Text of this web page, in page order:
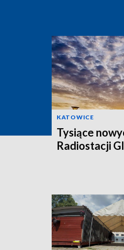
KATOWICE
Tysiące
Radiostacji